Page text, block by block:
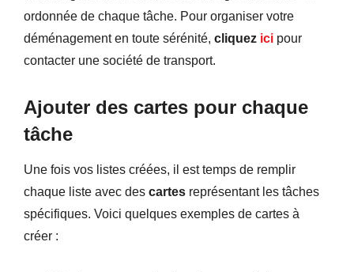
ordonnée de chaque tâche. Pour organiser votre
déménagement en toute sérénité, cliquez ici pour
contacter une société de transport.
Ajouter des cartes pour chaque
tâche
Une fois vos listes créées, il est temps de remplir
chaque liste avec des cartes représentant les tâches
spécifiques. Voici quelques exemples de cartes à
créer :